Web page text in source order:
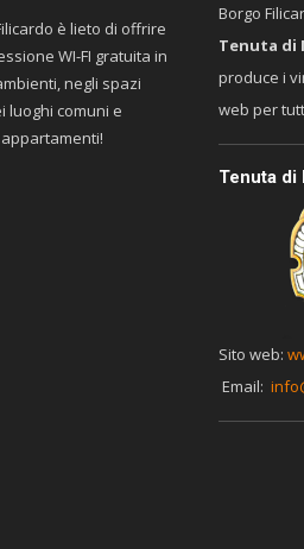
è lieto di offrire
WI-FI gratuita in
negli spazi
luoghi comuni e
Borgo
Tenuta di
produce i
web per
Tenuta di
Sito web:
Email: